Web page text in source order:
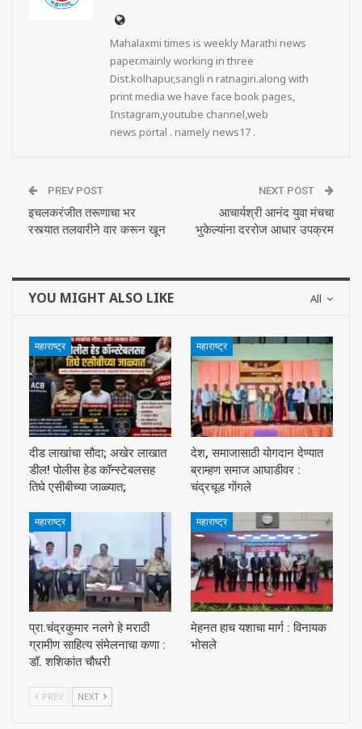
Mahalaxmi times is weekly Marathi news
paper.mainly working in three
Dist.kolhapur,sangli n ratnagiri.along with
print media we have face book pages,
Instagram,youtube channel,web
news portal . namely news17 .
PREV POST
इचलकरंजीत तरूणाचा भर
रस्त्यात तलवारीने वार करून खून
NEXT POST
आचार्यश्री आनंद युवा मंचचा
भुकेल्यांना दररोज आधार उपक्रम
All
YOU MIGHT ALSO LIKE
महाराष्ट्र
दीड लाखांचा सौदा; अखेर लाखात
डील! पोलीस हेड कॉन्स्टेबलसह
तिघे एसीबीच्या जाळ्यात;
महाराष्ट्र
देश, समाजासाठी याेगदान देण्यात
ब्राम्हण समाज आघाडीवर :
चंद्रचूड गाेंगले
महाराष्ट्र
प्रा.चंद्रकुमार नलगे हे मराठी
ग्रामीण साहित्य संमेलनाचा कणा :
डॉ. शशिकांत चौधरी
महाराष्ट्र
मेहनत हाच यशाचा मार्ग : विनायक
भोसले
PREV NEXT